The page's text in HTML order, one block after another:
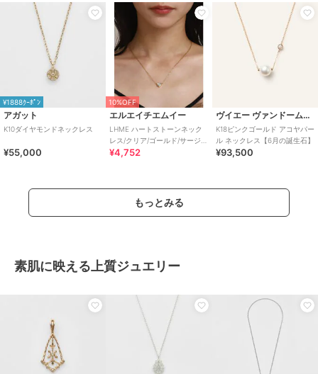
¥1888ｸｰﾎﾟﾝ
アガット
K10ダイヤモンドネックレス
¥55,000
10%OFF
エルエイチエムイー
LHME ハートストーンネック
レス/クリア/ゴールド/サージカ
ルステンレス 金属アレルギー
¥4,752
ヴイエー ヴァンドーム青山
K18ピンクゴールド アコヤパー
ル ネックレス【6月の誕生石】
¥93,500
もっとみる
素肌に映える上質ジュエリー